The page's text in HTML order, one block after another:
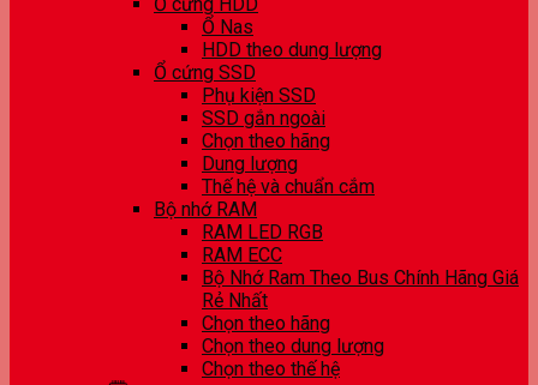
Ổ Nas
HDD theo dung lượng
Ổ cứng SSD
Phụ kiện SSD
SSD gắn ngoài
Chọn theo hãng
Dung lượng
Thế hệ và chuẩn cắm
Bộ nhớ RAM
RAM LED RGB
RAM ECC
Bộ Nhớ Ram Theo Bus Chính Hãng Giá
Rẻ Nhất
Chọn theo hãng
Chọn theo dung lượng
Chọn theo thế hệ